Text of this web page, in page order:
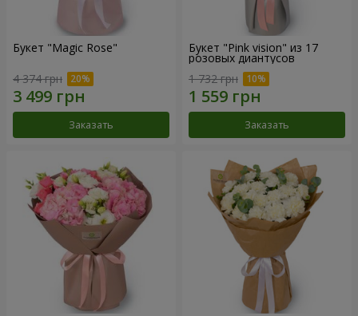
Букет "Magic Rose"
4 374 грн
Заказать
Букет "Pink vision" из 17
розовых диантусов
1 732 грн
Заказать